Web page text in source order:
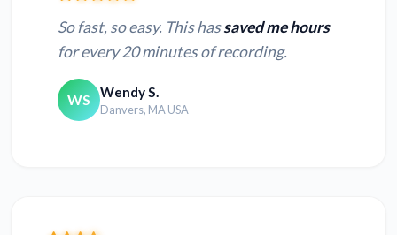
So fast, so easy. This hassaved me hours
for every 20 minutes of recording.
WS Wendy S.
Danvers, MA USA